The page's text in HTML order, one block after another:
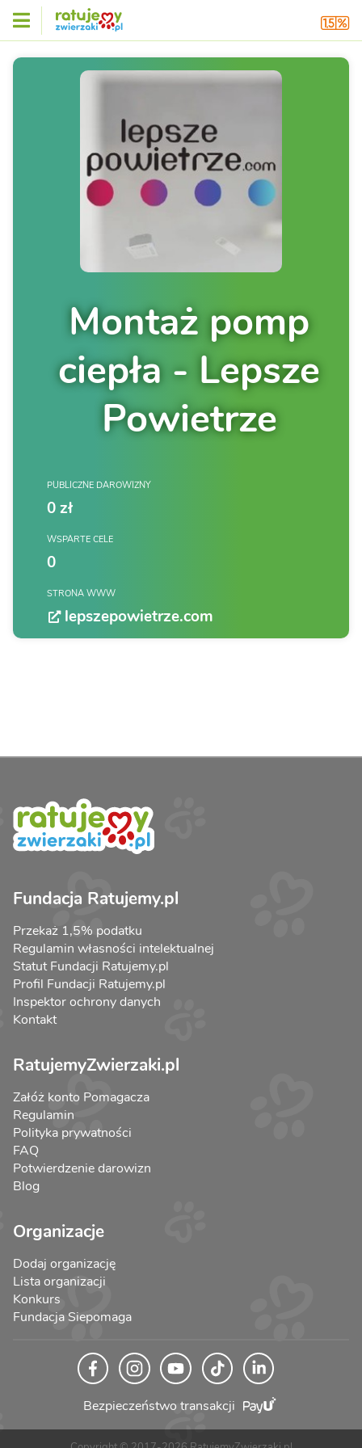
Montaż pomp
ciepła - Lepsze
Powietrze
PUBLICZNE DAROWIZNY
0 zł
WSPARTE CELE
0
STRONA WWW
lepszepowietrze.com
Fundacja Ratujemy.pl
Przekaż 1,5% podatku
Regulamin własności intelektualnej
Statut Fundacji Ratujemy.pl
Profil Fundacji Ratujemy.pl
Inspektor ochrony danych
Kontakt
RatujemyZwierzaki.pl
Załóż konto Pomagacza
Regulamin
Polityka prywatności
FAQ
Potwierdzenie darowizn
Blog
Organizacje
Dodaj organizację
Lista organizacji
Konkurs
Fundacja Siepomaga
Bezpieczeństwo transakcji